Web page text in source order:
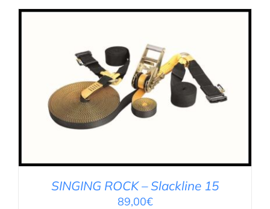
IN DEN WARENKORB DETAILS
SINGING ROCK – Slackline 15
89,00€